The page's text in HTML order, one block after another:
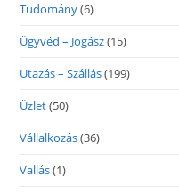
Tudomány(6)
Ügyvéd – Jogász(15)
Utazás – Szállás(199)
Üzlet(50)
Vállalkozás(36)
Vallás(1)